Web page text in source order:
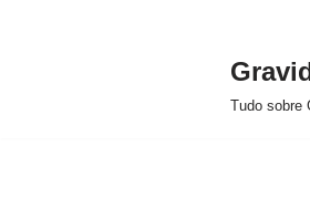
Tudo sobre